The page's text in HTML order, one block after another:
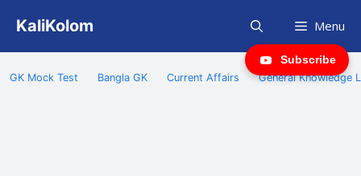
content
KaliKolom Menu
GK Mock Test Bangla GK Current Affairs General Knowledge
Subscribe